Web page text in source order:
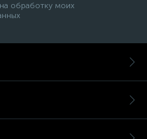
обработку моих